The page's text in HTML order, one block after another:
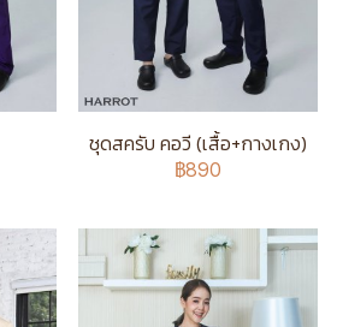
ชุดสครับ คอวี (เสื้อ+กางเกง)
฿890